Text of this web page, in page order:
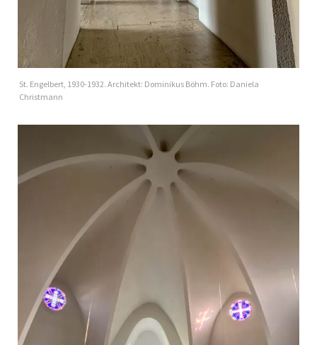
St. Engelbert, 1930-1932. Architekt: Dominikus Böhm. Foto: Daniela
Christmann